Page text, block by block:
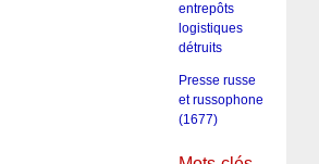
entrepôts
logistiques
détruits
Presse russe
et russophone
(1677)